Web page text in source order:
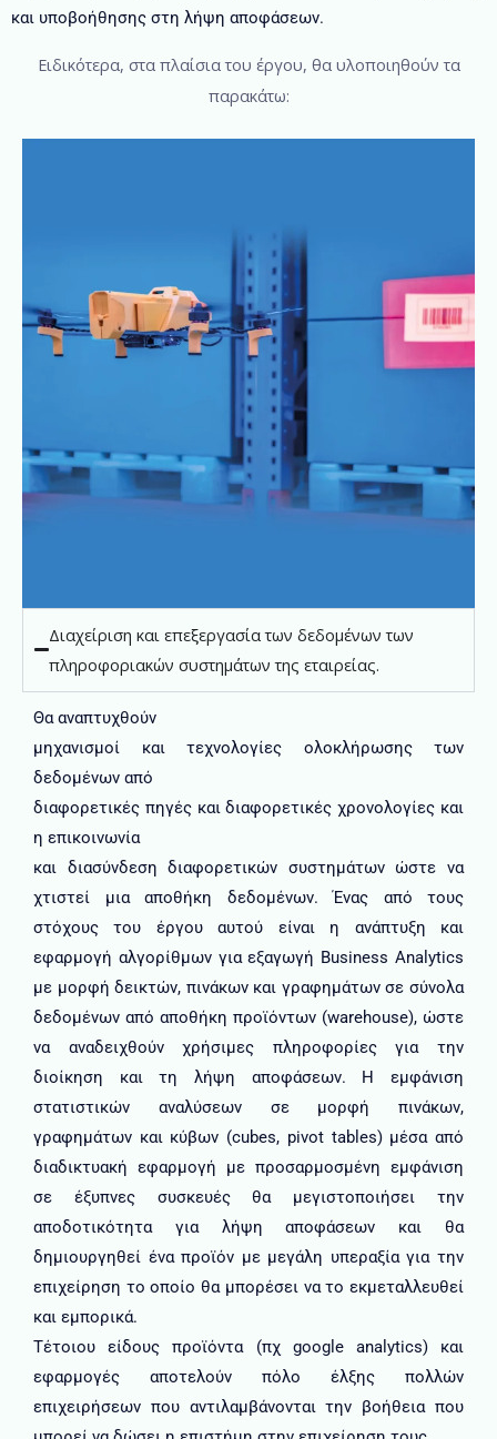
και υποβοήθησης στη λήψη αποφάσεων.
Ειδικότερα, στα πλαίσια του έργου, θα υλοποιηθούν τα
παρακάτω:
Διαχείριση και επεξεργασία των δεδομένων των
πληροφοριακών συστημάτων της εταιρείας.
Θα αναπτυχθούν
μηχανισμοί και τεχνολογίες ολοκλήρωσης των
δεδομένων από
διαφορετικές πηγές και διαφορετικές χρονολογίες και
η επικοινωνία
και διασύνδεση διαφορετικών συστημάτων ώστε να
χτιστεί μια αποθήκη δεδομένων. Ένας από τους
στόχους του έργου αυτού είναι η ανάπτυξη και
εφαρμογή αλγορίθμων για εξαγωγή Business Analytics
με μορφή δεικτών, πινάκων και γραφημάτων σε σύνολα
δεδομένων από αποθήκη προϊόντων (warehouse), ώστε
να αναδειχθούν χρήσιμες πληροφορίες για την
διοίκηση και τη λήψη αποφάσεων. Η εμφάνιση
στατιστικών αναλύσεων σε μορφή πινάκων,
γραφημάτων και κύβων (cubes, pivot tables) μέσα από
διαδικτυακή εφαρμογή με προσαρμοσμένη εμφάνιση
σε έξυπνες συσκευές θα μεγιστοποιήσει την
αποδοτικότητα για λήψη αποφάσεων και θα
δημιουργηθεί ένα προϊόν με μεγάλη υπεραξία για την
επιχείρηση το οποίο θα μπορέσει να το εκμεταλλευθεί
και εμπορικά.
Τέτοιου είδους προϊόντα (πχ google analytics) και
εφαρμογές αποτελούν πόλο έλξης πολλών
επιχειρήσεων που αντιλαμβάνονται την βοήθεια που